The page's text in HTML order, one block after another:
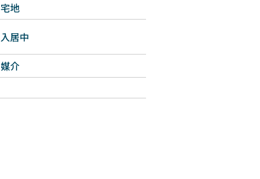
宅地
入居中
媒介